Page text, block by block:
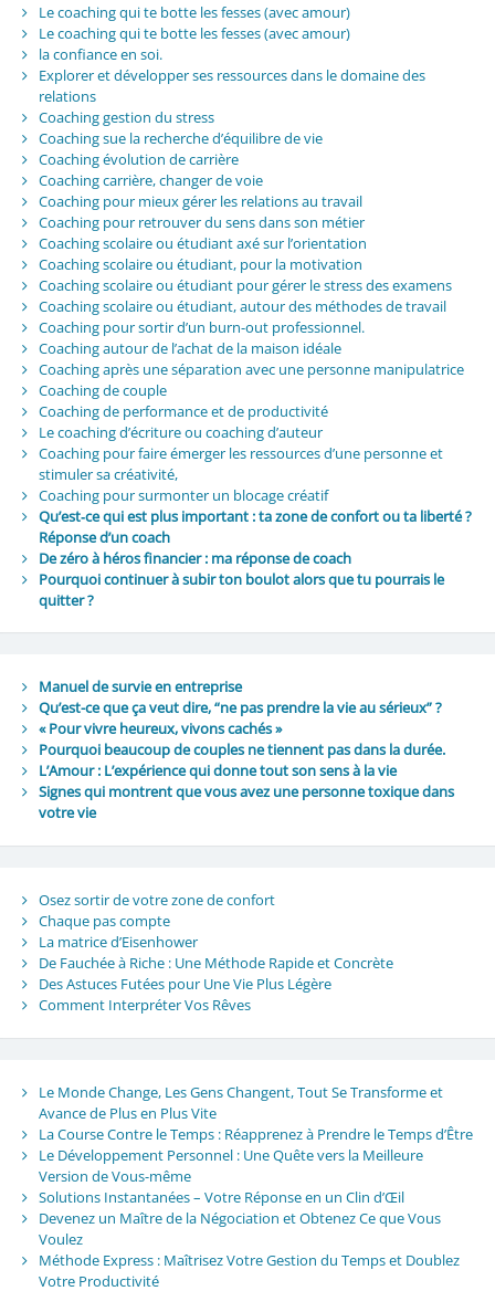
Le coaching qui te botte les fesses (avec amour)
Le coaching qui te botte les fesses (avec amour)
la confiance en soi.
Explorer et développer ses ressources dans le domaine des
relations
Coaching gestion du stress
Coaching sue la recherche d’équilibre de vie
Coaching évolution de carrière
Coaching carrière, changer de voie
Coaching pour mieux gérer les relations au travail
Coaching pour retrouver du sens dans son métier
Coaching scolaire ou étudiant axé sur l’orientation
Coaching scolaire ou étudiant, pour la motivation
Coaching scolaire ou étudiant pour gérer le stress des examens
Coaching scolaire ou étudiant, autour des méthodes de travail
Coaching pour sortir d’un burn-out professionnel.
Coaching autour de l’achat de la maison idéale
Coaching après une séparation avec une personne manipulatrice
Coaching de couple
Coaching de performance et de productivité
Le coaching d’écriture ou coaching d’auteur
Coaching pour faire émerger les ressources d’une personne et
stimuler sa créativité,
Coaching pour surmonter un blocage créatif
Qu’est‑ce qui est plus important : ta zone de confort ou ta liberté ?
Réponse d’un coach
De zéro à héros financier : ma réponse de coach
Pourquoi continuer à subir ton boulot alors que tu pourrais le
quitter ?
Manuel de survie en entreprise
Qu’est-ce que ça veut dire, “ne pas prendre la vie au sérieux” ?
« Pour vivre heureux, vivons cachés »
Pourquoi beaucoup de couples ne tiennent pas dans la durée.
L’Amour : L’expérience qui donne tout son sens à la vie
Signes qui montrent que vous avez une personne toxique dans
votre vie
Osez sortir de votre zone de confort
Chaque pas compte
La matrice d’Eisenhower
De Fauchée à Riche : Une Méthode Rapide et Concrète
Des Astuces Futées pour Une Vie Plus Légère
Comment Interpréter Vos Rêves
Le Monde Change, Les Gens Changent, Tout Se Transforme et
Avance de Plus en Plus Vite
La Course Contre le Temps : Réapprenez à Prendre le Temps d’Être
Le Développement Personnel : Une Quête vers la Meilleure
Version de Vous-même
Solutions Instantanées – Votre Réponse en un Clin d’Œil
Devenez un Maître de la Négociation et Obtenez Ce que Vous
Voulez
Méthode Express : Maîtrisez Votre Gestion du Temps et Doublez
Votre Productivité